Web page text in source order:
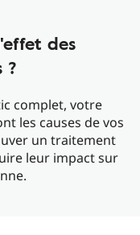
des
?
complet, votre
les causes de vos
un traitement
leur impact sur